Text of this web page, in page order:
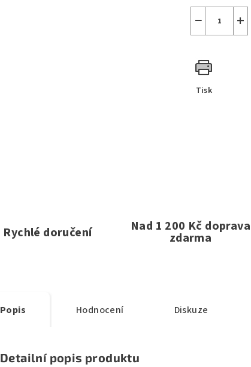
+
−
Tisk
Rychlé doručení Nad 1 200 Kč doprava
zdarma
Popis Hodnocení Diskuze
Detailní popis produktu